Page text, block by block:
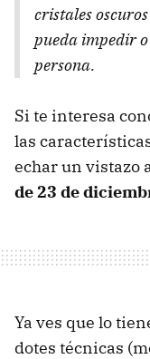
cristales
pueda impedir
persona.
Si te interesa
las
echar un vistazo
de 23 de
Ya ves que lo
dotes técnicas